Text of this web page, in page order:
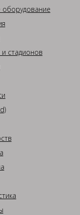
оборудование
стадионов